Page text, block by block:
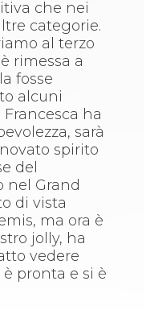
che nei
categorie.
al terzo
rimessa a
fosse
alcuni
ha
sarà
spirito
del
nel Grand
di vista
ma ora è
jolly, ha
vedere
pronta e si è